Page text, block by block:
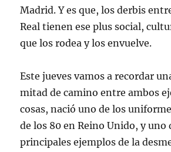
Madrid. Y es que, los derbis
Real tienen ese plus social,
que los rodea y los envuelve.
Este jueves vamos a recordar
mitad de camino entre ambos
cosas, nació uno de los
de los 80 en Reino Unido, y uno
principales ejemplos de la